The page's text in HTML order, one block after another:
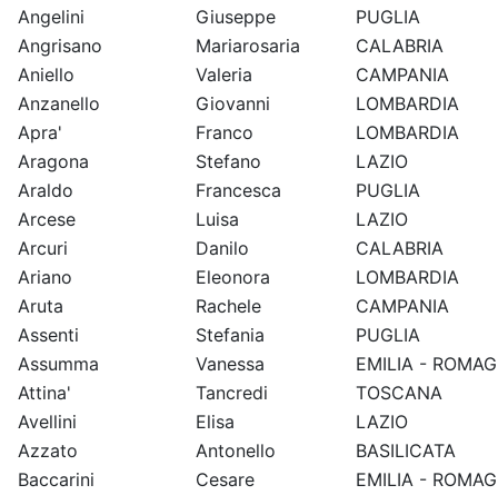
Angelini
Giuseppe
PUGLIA
Angrisano
Mariarosaria
CALABRIA
Aniello
Valeria
CAMPANIA
Anzanello
Giovanni
LOMBARDIA
Apra'
Franco
LOMBARDIA
Aragona
Stefano
LAZIO
Araldo
Francesca
PUGLIA
Arcese
Luisa
LAZIO
Arcuri
Danilo
CALABRIA
Ariano
Eleonora
LOMBARDIA
Aruta
Rachele
CAMPANIA
Assenti
Stefania
PUGLIA
Assumma
Vanessa
EMILIA -
Attina'
Tancredi
TOSCANA
Avellini
Elisa
LAZIO
Azzato
Antonello
BASILICATA
Baccarini
Cesare
EMILIA -